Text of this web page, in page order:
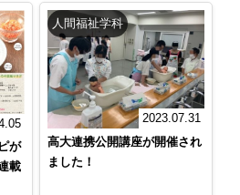
が
載
人間福祉学科
2023.07.31
高大連携公開講座が開催され
ました！